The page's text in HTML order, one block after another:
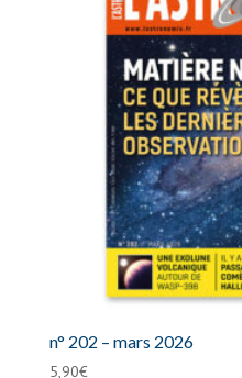
n° 202 – mars 2026
5,90€